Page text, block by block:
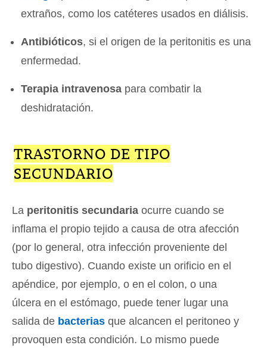
extraños, como los catéteres usados en diálisis.
Antibióticos, si el origen de la peritonitis es una
enfermedad.
Terapia intravenosa para combatir la
deshidratación.
TRASTORNO DE TIPO
SECUNDARIO
La peritonitis secundaria ocurre cuando se
inflama el propio tejido a causa de otra afección
(por lo general, otra infección proveniente del
tubo digestivo). Cuando existe un orificio en el
apéndice, por ejemplo, o en el colon, o una
úlcera en el estómago, puede tener lugar una
salida de bacterias que alcancen el peritoneo y
provoquen esta condición. Lo mismo puede